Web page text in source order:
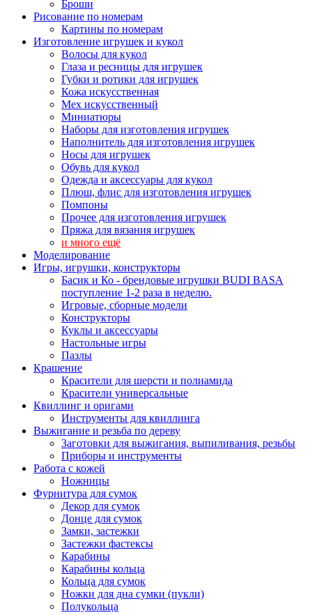
Броши
Рисование по номерам
Картины по номерам
Изготовление игрушек и кукол
Волосы для кукол
Глаза и ресницы для игрушек
Губки и ротики для игрушек
Кожа искусственная
Мех искусственный
Миниатюры
Наборы для изготовления игрушек
Наполнитель для изготовления игрушек
Носы для игрушек
Обувь для кукол
Одежда и аксессуары для кукол
Плюш, флис для изготовления игрушек
Помпоны
Прочее для изготовления игрушек
Пряжа для вязания игрушек
и много ещё
Моделирование
Игры, игрушки, конструкторы
Басик и Ко - брендовые игрушки BUDI BASA
поступление 1-2 раза в неделю.
Игровые, сборные модели
Конструкторы
Куклы и аксессуары
Настольные игры
Пазлы
Крашение
Красители для шерсти и полиамида
Красители универсальные
Квиллинг и оригами
Инструменты для квиллинга
Выжигание и резьба по дереву
Заготовки для выжигания, выпиливания, резьбы
Приборы и инструменты
Работа с кожей
Ножницы
Фурнитура для сумок
Декор для сумок
Донце для сумок
Замки, застежки
Застежки фастексы
Карабины
Карабины кольца
Кольца для сумок
Ножки для дна сумки (пукли)
Полукольца